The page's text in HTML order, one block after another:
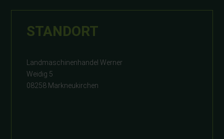
STANDORT
Landmaschinenhandel Werner
Weidig 5
08258 Markneukirchen